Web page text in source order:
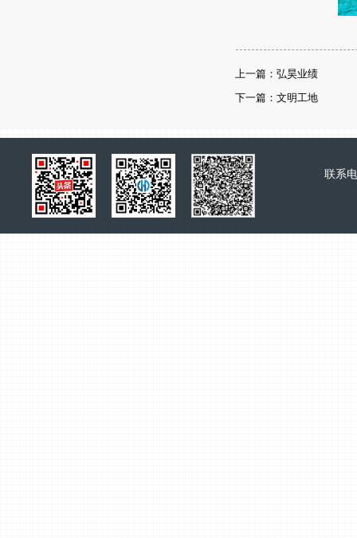
上一篇：弘昊业绩
下一篇：文明工地
联系